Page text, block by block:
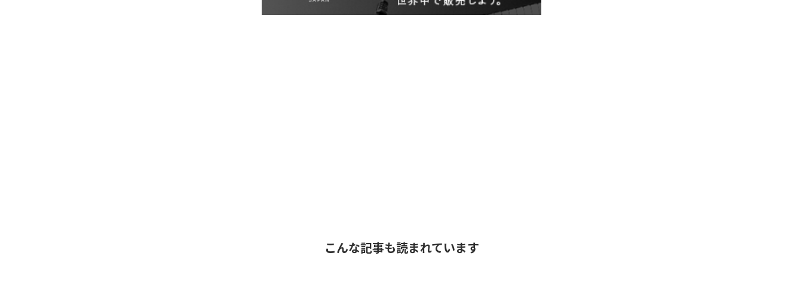
こんな記事も読まれています